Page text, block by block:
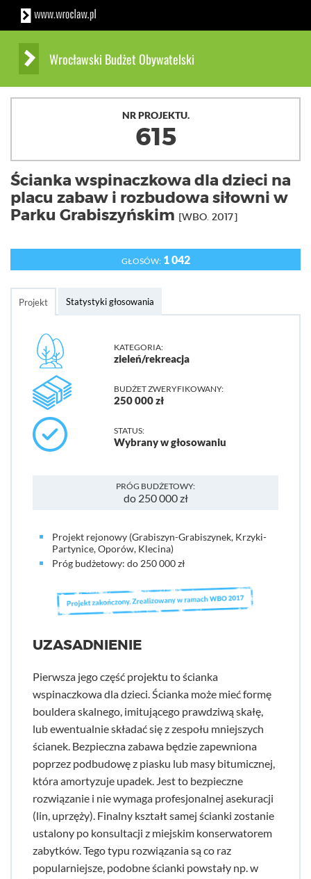
Wrocławski Budżet Obywatelski
NR PROJEKTU.
615
Ścianka wspinaczkowa dla dzieci na
placu zabaw i rozbudowa siłowni w
Parku Grabiszyńskim [WBO. 2017]
GŁOSÓW:1 042
Projekt Statystyki głosowania
KATEGORIA:
zieleń/rekreacja
BUDŻET ZWERYFIKOWANY:
250 000 zł
STATUS:
Wybrany w głosowaniu
PRÓG BUDŻETOWY:
do 250 000 zł
Projekt rejonowy (Grabiszyn-Grabiszynek, Krzyki-
Partynice, Oporów, Klecina)
Próg budżetowy: do 250 000 zł
UZASADNIENIE
Pierwsza jego część projektu to ścianka
wspinaczkowa dla dzieci. Ścianka może mieć formę
bouldera skalnego, imitującego prawdziwą skałę,
lub ewentualnie składać się z zespołu mniejszych
ścianek. Bezpieczna zabawa będzie zapewniona
poprzez podbudowę z piasku lub masy bitumicznej,
która amortyzuje upadek. Jest to bezpieczne
rozwiązanie i nie wymaga profesjonalnej asekuracji
(lin, uprzęży). Finalny kształt samej ścianki zostanie
ustalony po konsultacji z miejskim konserwatorem
zabytków. Tego typu rozwiązania są co raz
popularniejsze, podobne ścianki powstały np. w